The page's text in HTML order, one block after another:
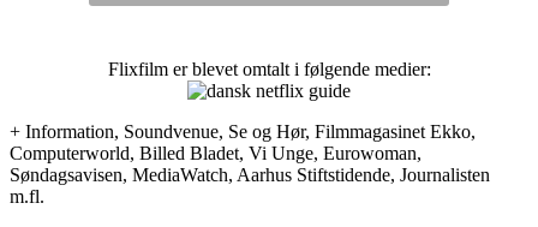
Flixfilm er blevet omtalt i følgende medier:
+ Information, Soundvenue, Se og Hør, Filmmagasinet Ekko,
Computerworld, Billed Bladet, Vi Unge, Eurowoman,
Søndagsavisen, MediaWatch, Aarhus Stiftstidende, Journalisten
m.fl.